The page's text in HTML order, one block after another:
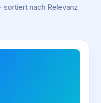
· sortiert nach Relevanz